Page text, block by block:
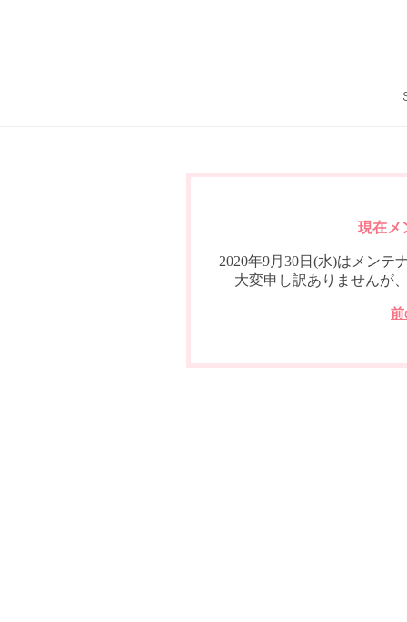
現在メ
2020年9月30日(水)はメンテ
大変申し訳ありませんが
前